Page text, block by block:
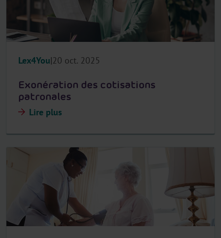
Lex4You 20 oct. 2025
Exonération des cotisations
patronales
Lire plus